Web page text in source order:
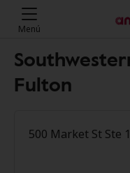
Menú
Fulton
500 Market St Ste